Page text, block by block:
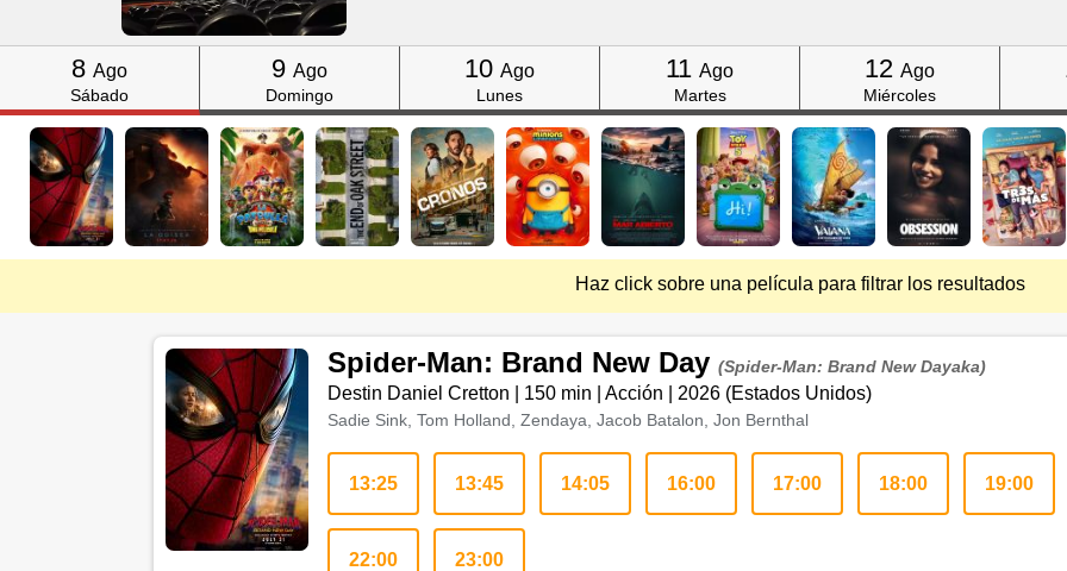
Click
8 Ago
Sábado
Click
9 Ago
Domingo
Click
10 Ago
Lunes
Click
11 Ago
Martes
Click
12 Ago
Miércoles
Haz click sobre una película para filtrar los resultados
Spider-Man: Brand New Day(Spider-Man: Brand New Dayaka)
Destin Daniel Cretton 150 min |Acción 2026 (Estados Unidos)
Sadie Sink, Tom Holland, Zendaya, Jacob Batalon, Jon Bernthal
13:25 13:45 14:05 16:00 17:00 18:00 19:00
22:00 23:00